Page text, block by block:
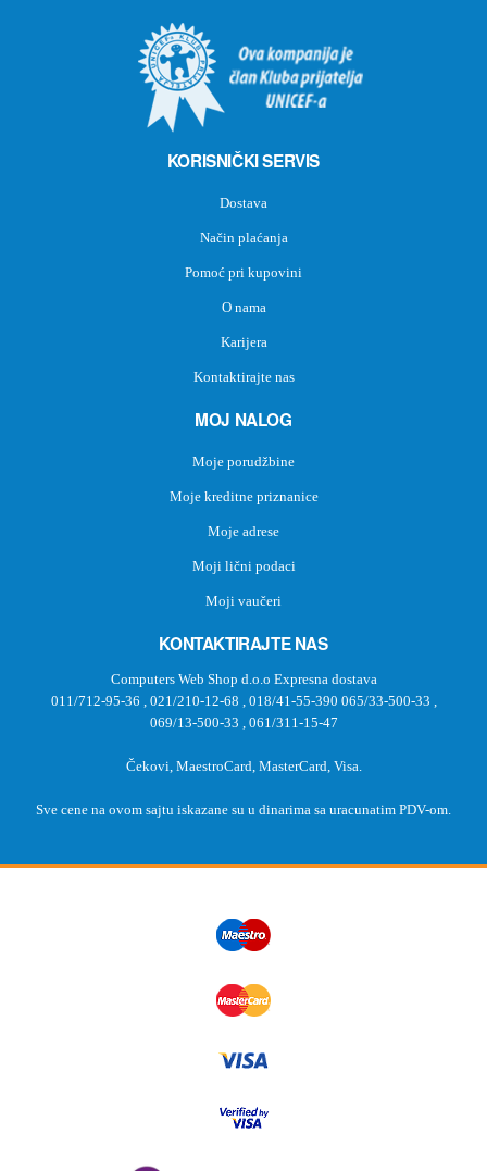
KORISNIČKI SERVIS
Dostava
Način plaćanja
Pomoć pri kupovini
O nama
Karijera
Kontaktirajte nas
MOJ NALOG
Moje porudžbine
Moje kreditne priznanice
Moje adrese
Moji lični podaci
Moji vaučeri
KONTAKTIRAJTE NAS
Computers Web Shop d.o.o Expresna dostava
011/712-95-36
021/210-12-68 018/41-55-390 065/33-500-33
069/13-500-33
061/311-15-47
Čekovi, MaestroCard, MasterCard, Visa.
Sve cene na ovom sajtu iskazane su u dinarima sa uracunatim PDV-om.